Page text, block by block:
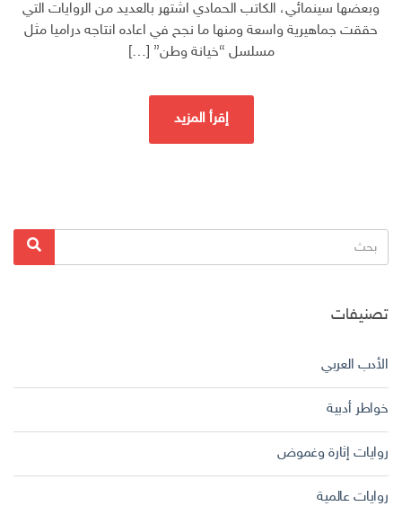
وبعضها سينمائي، الكاتب الحمادي اشتهر بالعديد من الروايات التي
حققت جماهيرية واسعة ومنها ما نجح في اعاده انتاجه دراميا مثل
مسلسل “خيانة وطن” […]
إقرأ المزيد
البحث
عن:
بحث
تصنيفات
الأدب العربي
خواطر أدبية
روايات إثارة وغموض
روايات عالمية